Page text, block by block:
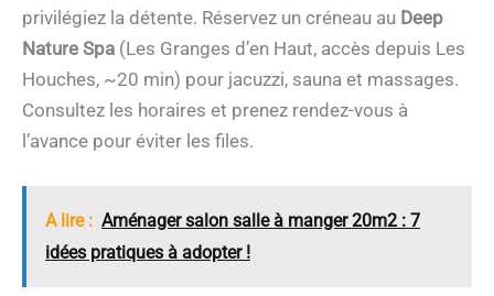
privilégiez la détente. Réservez un créneau au Deep
Nature Spa (Les Granges d’en Haut, accès depuis Les
Houches, ~20 min) pour jacuzzi, sauna et massages.
Consultez les horaires et prenez rendez-vous à
l’avance pour éviter les files.
A lire : Aménager salon salle à manger 20m2 : 7
idées pratiques à adopter !